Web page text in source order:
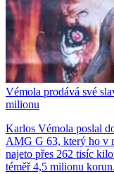
Vémola prodává své
milionu
Karlos Vémola poslal
AMG G 63, který ho v
najeto přes 262 tisíc
téměř 4,5 milionu korun.